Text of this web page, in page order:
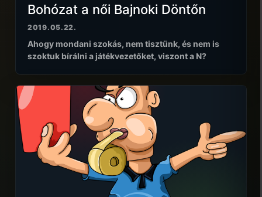
Bohózat a női Bajnoki Döntőn
2019.05.22.
Ahogy mondani szokás, nem tisztünk, és nem is
szoktuk bírálni a játékvezetőket, viszont a N?